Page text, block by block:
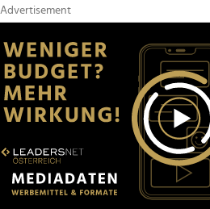
Advertisement